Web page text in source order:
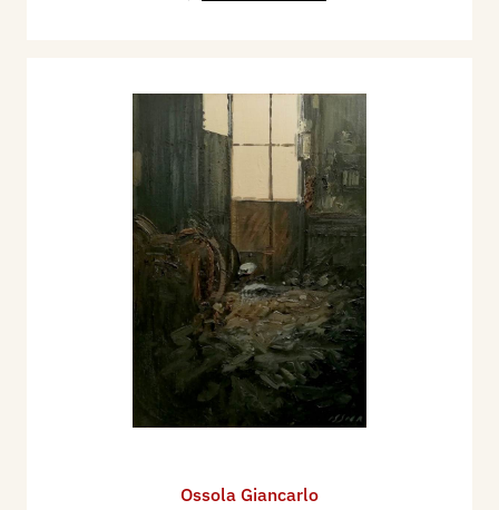
Ossola Giancarlo